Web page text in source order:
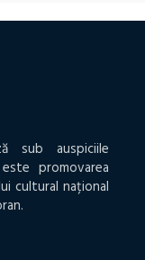
sub auspiciile
promovarea
cultural național